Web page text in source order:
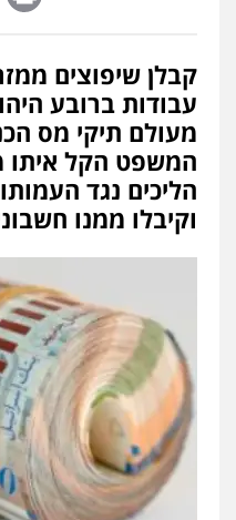
קבלן שיפוצים
עבודות ברובע
מעולם תיקי מס
המשפט הקל איתו
הליכים נגד
וקיבלו ממנו